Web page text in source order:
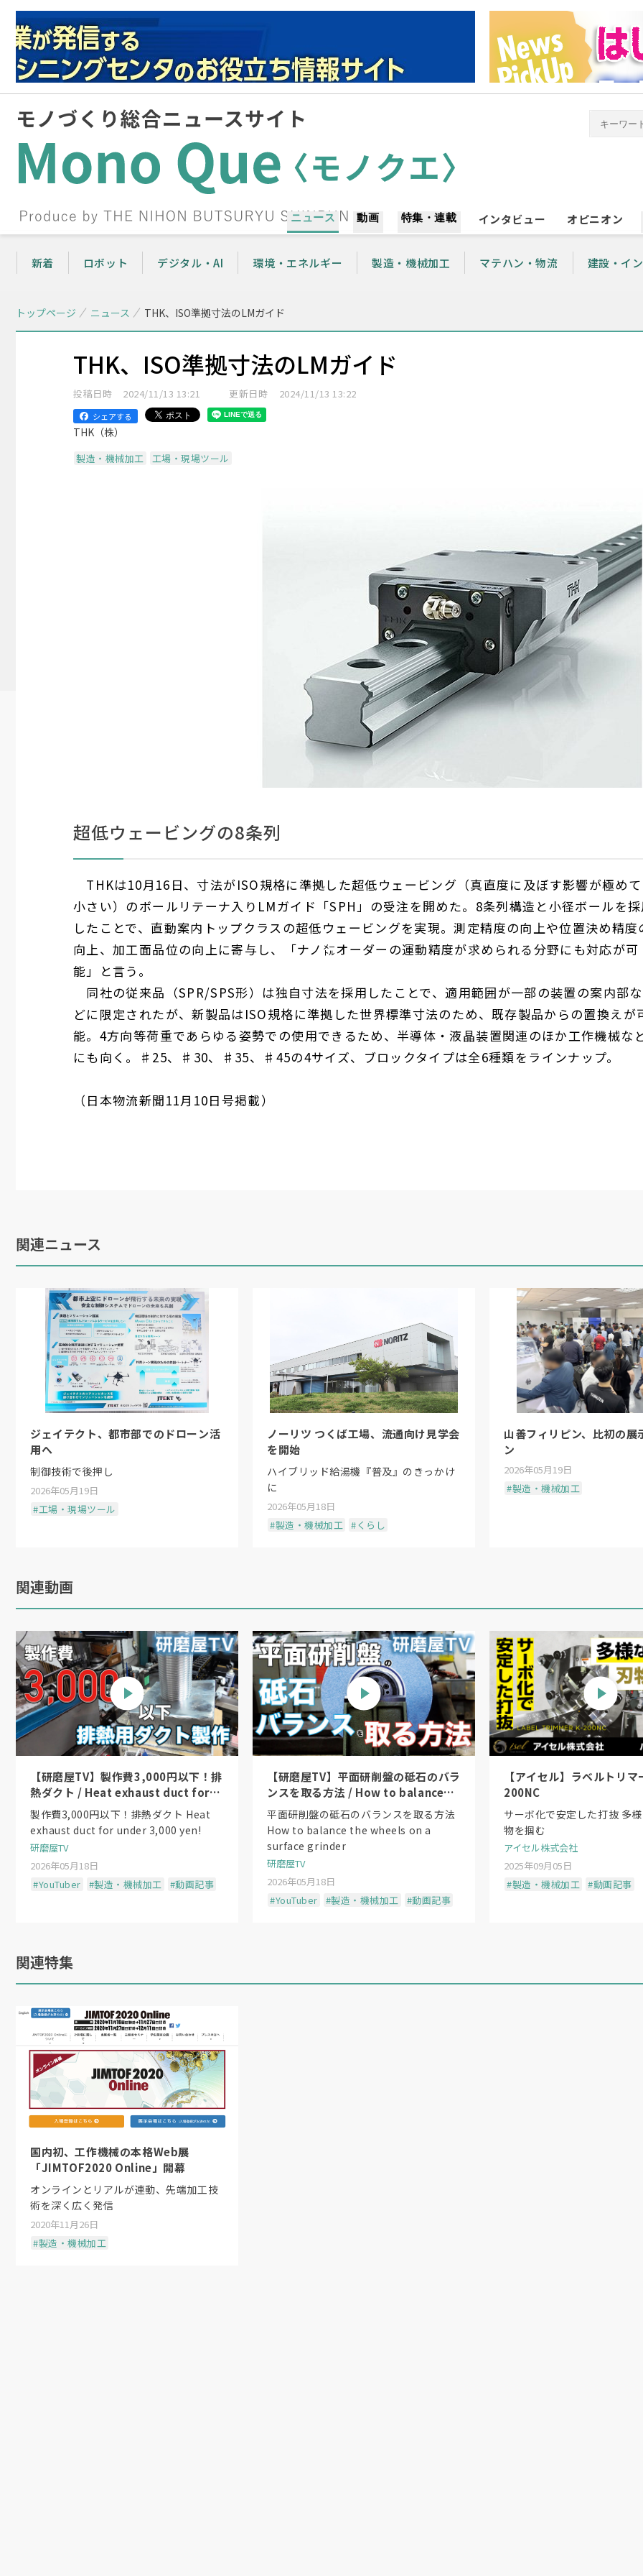
ニュース 動画 特集・連載 インタビュー オピニオン
新着 ロボット デジタル・AI 環境・エネルギー 製造・機械加工 マテハン・物流 建設・イ
トップページ ニュース THK、ISO準拠寸法のLMガイド
THK、ISO準拠寸法のLMガイド
投稿日時 2024/11/13 13:21 更新日時 2024/11/13 13:22
シェアする
THK（株）
製造・機械加工 工場・現場ツール
超低ウェービングの8条列
THKは10月 16 日、寸法がISO規格に準拠した超低ウェービング（真直度に及ぼす影響が極めて
小さい）のボールリテーナ入り LMガイド「SPH」の受注を開めた。 8条列構造と小径ボールを
したことで、直動案内トップクラスの超低ウェービングを実現。測定精度の向上や位置決め精度
向上、加工面品位の向上に寄与し、「ナノ㍍オーダーの運動精度が求められる分野にも対応が可
能」と言う。
同社の従来品（SPR/SPS形）は独自寸法を採用したことで、適用範囲が一部の装置の案内部な
どに限定されたが、新製品はISO規格に準拠した世界標準寸法のため、既存製品からの置換えが
能。 4方向等荷重であらゆる姿勢での使用できるため、半導体・液晶装置関連のほか工作機械な
にも向く。♯ 25、♯ 30、♯ 35、♯ 45の4サイズ、ブロックタイプは全6種類をラインナップ。
（日本物流新聞11月 10日号掲載）
関連ニュース
ジェイテクト、都市部でのドローン活
用へ
制御技術で後押し
2026年05月19日
#工場・現場ツール
ノーリツ つくば工場、流通向け見学会
を開始
ハイブリッド給湯機『普及』のきっかけ
に
2026年05月18日
#製造・機械加工 #くらし
山善フィリピン、比初の展
ン
2026年05月19日
#製造・機械加工
関連動画
【研磨屋TV】製作費3,000円以下！排
熱ダクト / Heat exhaust duct for
under 3,000 yen!
製作費3,000円以下！排熱ダクト Heat
exhaust duct for under 3,000 yen!
研磨屋TV
2026年05月18日
#YouTuber
#製造・機械加工 #動画記事
【研磨屋TV】平面研削盤の砥石のバラ
ンスを取る方法 / How to balance
the wheels on a surface grinder
平面研削盤の砥石のバランスを取る方法
How to balance the wheels on a
surface grinder
研磨屋TV
2026年05月18日
#YouTuber
#製造・機械加工 #動画記事
【アイセル】ラベルトリ
200NC
サーボ化で安定した打抜 多
物を掴む
アイセル株式会社
2025年09月05日
#製造・機械加工 #動画記事
関連特集
国内初、工作機械の本格Web展
「JIMTOF2020 Online」開幕
オンラインとリアルが連動、先端加工技
術を深く広く発信
2020年11月26日
#製造・機械加工